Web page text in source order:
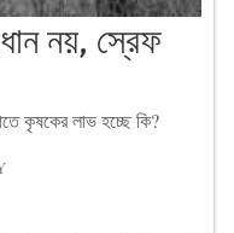
নয়, স্রেফ
কৃষকের লাভ হচ্ছে কি?